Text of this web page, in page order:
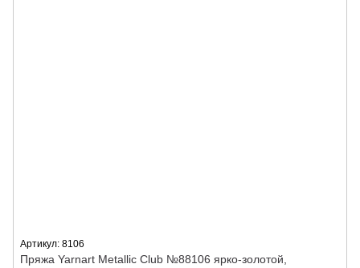
Артикул: 8106
Пряжа Yarnart Metallic Club №88106 ярко-золотой,